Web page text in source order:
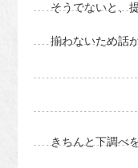
そうでないと、
揃わないため話
きちんと下調べ